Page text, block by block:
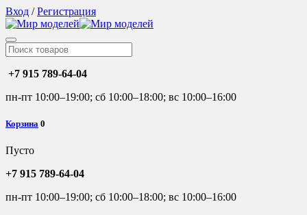
Вход /Регистрация
+7 915 789-64-04
пн-пт 10:00–19:00; сб 10:00–18:00; вс 10:00–16:00
Корзина 0
Пусто
+7 915 789-64-04
пн-пт 10:00–19:00; сб 10:00–18:00; вс 10:00–16:00